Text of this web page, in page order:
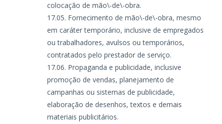
colocação de mão\-de\-obra.
Fornecimento de mão\-de\-obra, mesmo
em caráter temporário, inclusive de empregados
ou trabalhadores, avulsos ou temporários,
contratados pelo prestador de serviço.
Propaganda e publicidade, inclusive
promoção de vendas, planejamento de
campanhas ou sistemas de publicidade,
elaboração de desenhos, textos e demais
materiais publicitários.